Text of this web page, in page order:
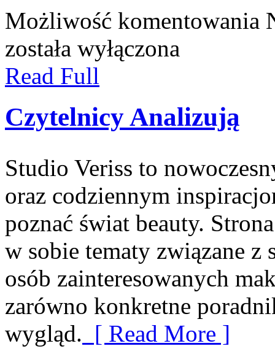
Możliwość komentowania
została wyłączona
Read Full
Czytelnicy Analizują
Studio Veriss to
oraz codziennym
poznać świat beauty.
w sobie tematy związane
osób zainteresowanych
zarówno konkretne
wygląd. [ Read More ]